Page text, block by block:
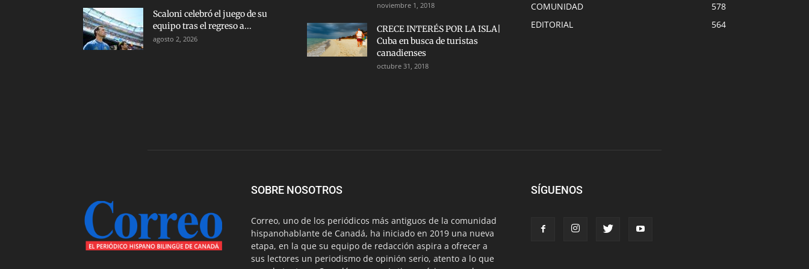
Scaloni celebró el juego de su
equipo tras el regreso a...
agosto 2, 2026
noviembre 1, 2018
CRECE INTERÉS POR LA ISLA|
Cuba en busca de turistas
canadienses
octubre 31, 2018
COMUNIDAD
578
EDITORIAL
564
SOBRE NOSOTROS
Correo, uno de los periódicos más antiguos de la comunidad
hispanohablante de Canadá, ha iniciado en 2019 una nueva
etapa, en la que su equipo de redacción aspira a ofrecer a
sus lectores un periodismo de opinión serio, atento a lo que
SÍGUENOS